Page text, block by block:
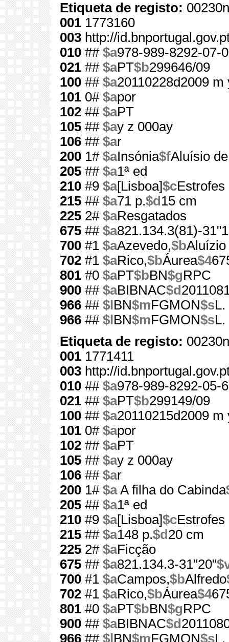
Etiqueta de registo:
001 1773160
003 http://
010 ## $a978-989-8292-07-0
021 ## $aPT$b299646/09
100 ## $a20110228d2009
101 0# $apor
102 ## $aPT
105 ## $ay z 000ay
106 ## $ar
200 1# $aInsónia$fAluísio
205 ## $a1ª ed
210 #9 $a[Lisboa]$cEstrofes
215 ## $a71 p.$d 15 cm
225 2# $aResgatados
675 ## $a821.134.3(81)-
700 #1 $aAzevedo,$bAluízio
702 #1 $aRico,$bÁurea$4
801 #0 $aPT$bBN$gRPC
900 ## $aBIBNAC$d
966 ## $l BN$mFGMON$sL.
966 ## $l BN$mFGMON$sL.
Etiqueta de registo:
001 1771411
003 http://
010 ## $a978-989-8292-05-6
021 ## $aPT$b299149/09
100 ## $a20110215d2009
101 0# $apor
102 ## $aPT
105 ## $ay z 000ay
106 ## $ar
200 1# $aA filha do Cabinda
205 ## $a1ª ed
210 #9 $a[Lisboa]$cEstrofes
215 ## $a148 p.$d 20 cm
225 2# $aFicção
675 ## $a821.134.3-31"20"
700 #1 $aCampos,$bAlfredo
702 #1 $aRico,$bÁurea$4
801 #0 $aPT$bBN$gRPC
900 ## $aBIBNAC$d
966 ## $l BN$mFGMON$sL.